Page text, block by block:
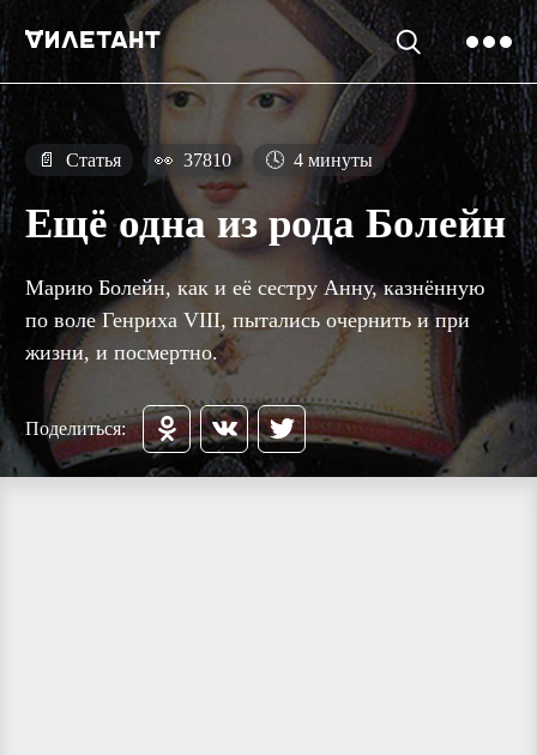
📄 Статья 👀 37810 🕓 4 минуты
Ещё одна из рода Болейн
Марию Болейн, как и её сестру Анну, казнённую
по воле Генриха VIII, пытались очернить и при
жизни, и посмертно.
Поделиться: